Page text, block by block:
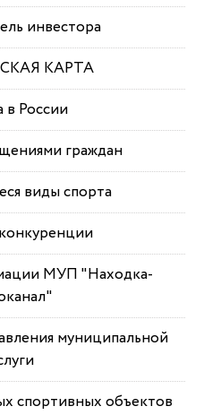
инвестора
КАРТА
в России
граждан
виды спорта
МУП "Находка-
муниципальной
спортивных объектов